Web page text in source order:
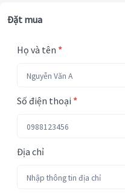
Đặt mua
Họ và tên *
Số điện thoại *
Địa chỉ